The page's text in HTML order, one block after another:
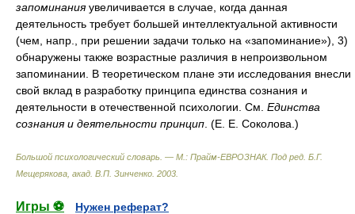
запоминанияувеличивается в случае, когда данная
деятельность требует большей интеллектуальной активности
(чем, напр., при решении задачи только на «запоминание»), 3)
обнаружены также возрастные различия в непроизвольном
запоминании. В теоретическом плане эти исследования внесли
свой вклад в разработку принципа единства сознания и
деятельности в отечественной психологии. См. Единства
сознания и деятельности принцип . (Е. Е. Соколова.)
Большой психологический словарь. — М.: Прайм-ЕВРОЗНАК. Под ред. Б.Г.
Мещерякова, акад. В.П. Зинченко 2003
Игры ⚽
Нужен реферат?